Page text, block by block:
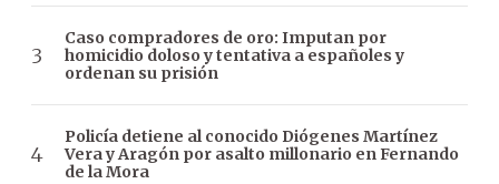
Caso compradores de oro: Imputan por
homicidio doloso y tentativa a españoles y
ordenan su prisión
Policía detiene al conocido Diógenes Martínez
Vera y Aragón por asalto millonario en Fernando
de la Mora